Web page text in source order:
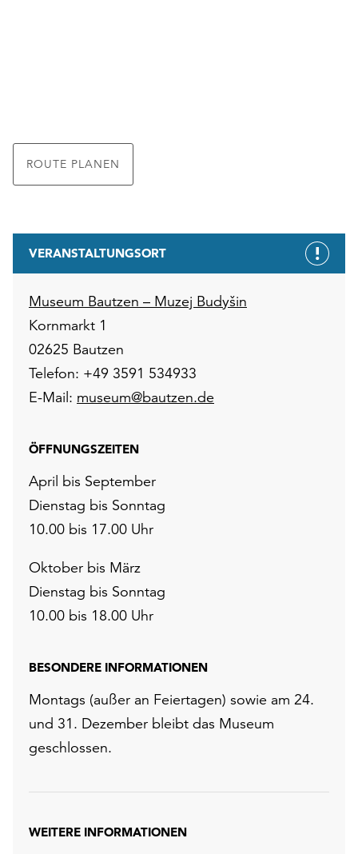
ROUTE PLANEN
VERANSTALTUNGSORT
Museum Bautzen – Muzej Budyšin
Kornmarkt 1
02625 Bautzen
Telefon: +49 3591 534933
E-Mail: museum@bautzen.de
ÖFFNUNGSZEITEN
April bis September
Dienstag bis Sonntag
10.00 bis 17.00 Uhr
Oktober bis März
Dienstag bis Sonntag
10.00 bis 18.00 Uhr
BESONDERE INFORMATIONEN
Montags (außer an Feiertagen) sowie am 24.
und 31. Dezember bleibt das Museum
geschlossen.
WEITERE INFORMATIONEN